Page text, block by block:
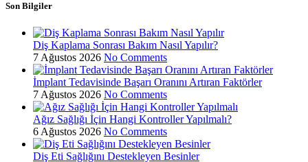
Son Bilgiler
Diş Kaplama Sonrası Bakım Nasıl Yapılır?
7 Ağustos 2026 No Comments
İmplant Tedavisinde Başarı Oranını Artıran Faktörler
7 Ağustos 2026 No Comments
Ağız Sağlığı İçin Hangi Kontroller Yapılmalı?
6 Ağustos 2026 No Comments
Diş Eti Sağlığını Destekleyen Besinler